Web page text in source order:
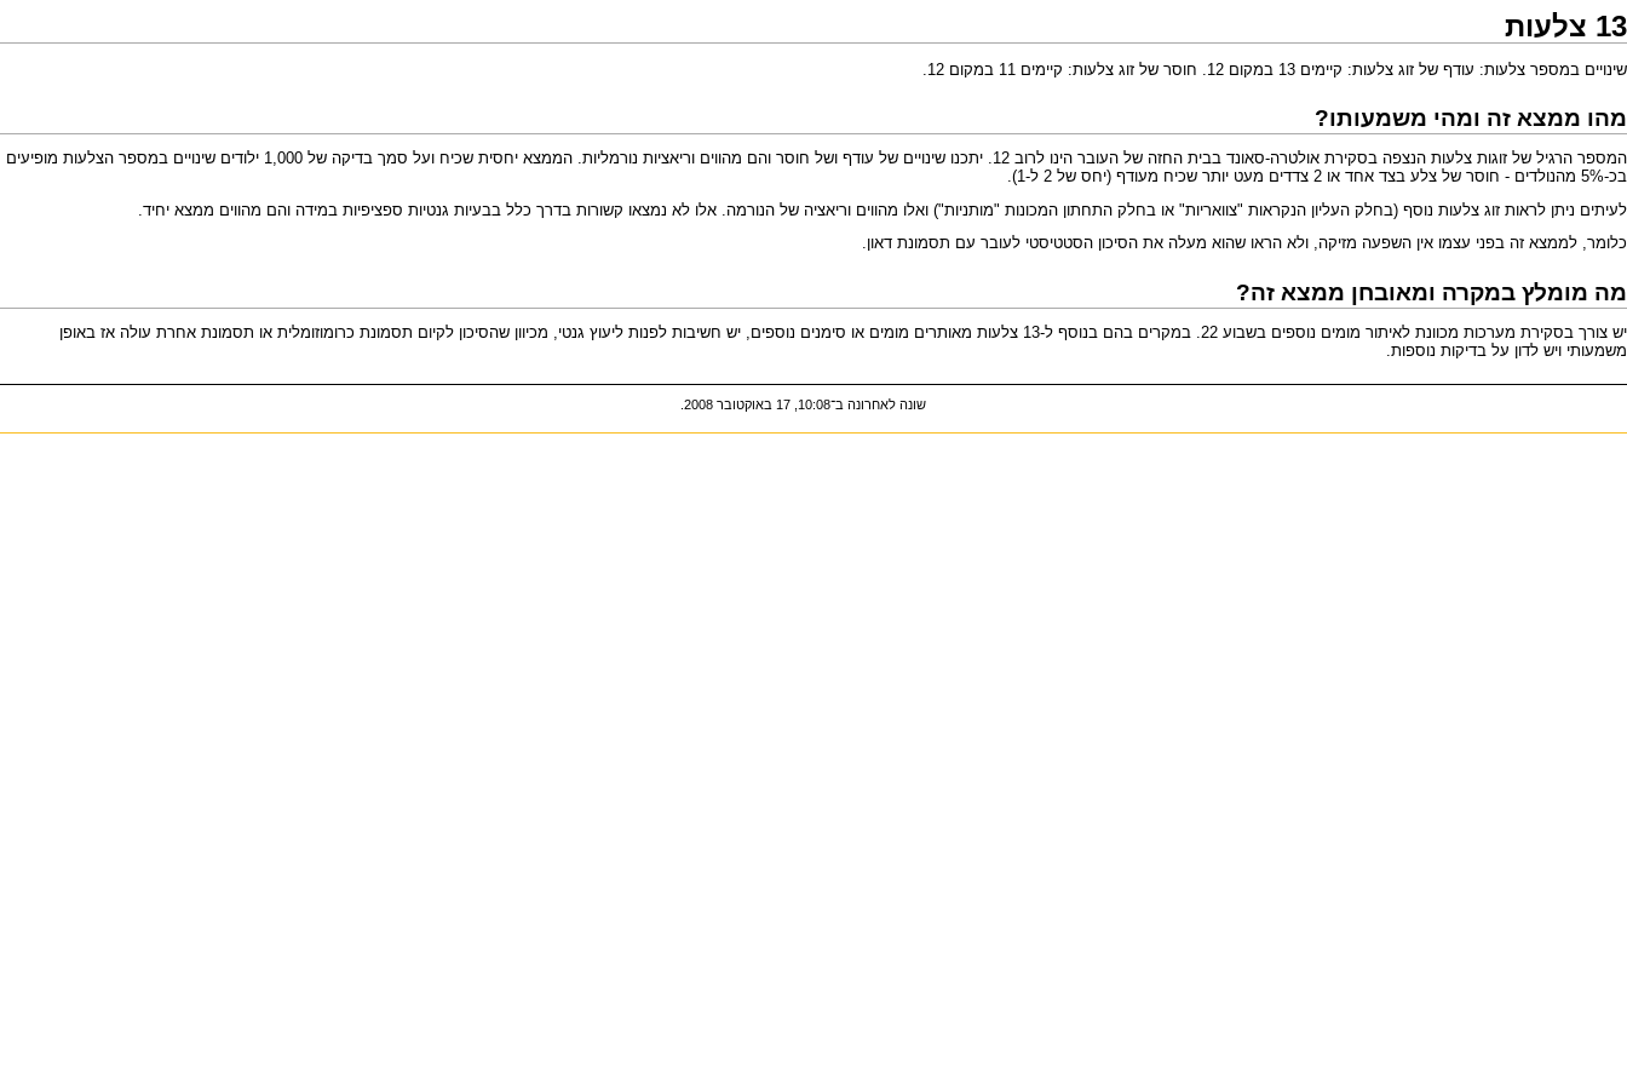
13 צלעות
שינויים במספר צלעות: עודף של זוג צלעות: קיימים 13 במקום 12. חוסר של זוג צלעות: קיימים 11 במקום 12.
מהו ממצא זה ומהי משמעותו?
המספר הרגיל של זוגות צלעות הנצפה בסקירת אולטרה-סאונד בבית החזה של העובר הינו לרוב 12. יתכנו שינויים של עודף ושל חוסר והם מהווים וריאציות נורמליות. הממצא יחסית שכיח ועל סמך בדיקה של 1,000 ילודים שינויים במספר הצלעות מופיעים
בכ-5% מהנולדים -
חוסר של צלע בצד אחד או 2 צדדים
מעט יותר שכיח מעודף (יחס של 2 ל-1).
לעיתים ניתן לראות זוג צלעות נוסף (בחלק העליון הנקראות "צוואריות" או בחלק התחתון המכונות "מותניות") ואלו מהווים וריאציה של הנורמה. אלו לא נמצאו קשורות בדרך כלל בבעיות גנטיות ספציפיות במידה והם מהווים ממצא יחיד.
כלומר, לממצא זה בפני עצמו אין השפעה מזיקה, ולא הראו שהוא מעלה את הסיכון הסטטיסטי לעובר עם תסמונת דאון.
מה מומלץ במקרה ומאובחן ממצא זה?
יש צורך בסקירת מערכות מכוונת לאיתור מומים נוספים בשבוע 22. במקרים בהם בנוסף ל-13 צלעות מאותרים מומים או סימנים נוספים, יש חשיבות לפנות ליעוץ גנטי, מכיוון שהסיכון לקיום תסמונת כרומוזומלית או תסמונת אחרת עולה אז באופן
משמעותי ויש לדון על בדיקות נוספות.
שונה לאחרונה ב־10:08, 17 באוקטובר 2008.